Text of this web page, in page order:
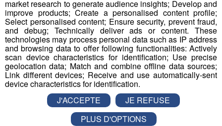
Les jeunes des établissements scolaires doivent
fabriquer un robot à partir d'un kit de pièces détachées
fourni par l'association organisatrice la compétition
"Robotique First France". Dans le cadre de TOP FAB, le
Groupe Mont Blanc Médias fait appel à4
établissements scolaires volontaires
participant au
challenge en les associant à4 entreprises
industriellesd’envergure sur le territoire pour former
market research to generate audience insights; Develop and
improve products; Create a personalised content profile;
Select personalised content; Ensure security, prevent fraud,
and debug; Technically deliver ads or content. These
technologies may process personal data such as IP address
and browsing data to offer following functionalities: Actively
scan device characteristics for identification; Use precise
geolocation data; Match and combine offline data sources;
Link different devices; Receive and use automatically-sent
device characteristics for identification.
J'ACCEPTE
JE REFUSE
PLUS D'OPTIONS